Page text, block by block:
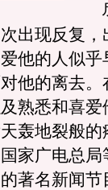
尽
出现反复
他的人似乎
他的离去。
熟悉和喜爱
轰地裂般的
家广电总局
著名新闻节